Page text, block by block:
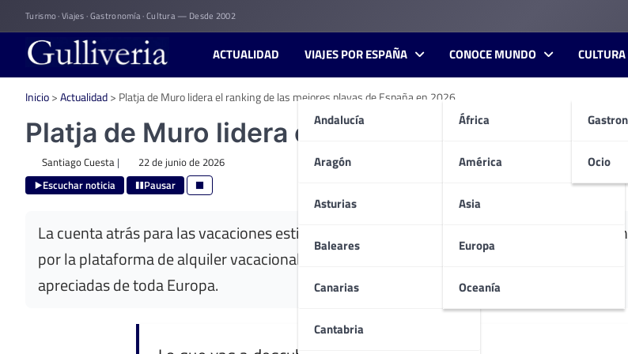
to
content
Turismo · Viajes · Gastronomía · Cultura — Desde 2002
ACTUALIDAD VIAJES POR ESPAÑA
Andalucía
Aragón
Asturias
Baleares
Canarias
Cantabria
CONOCE MUNDO
África
América
Asia
Europa
Oceanía
Ocio
Inicio>Actualidad> Platja de Muro lidera el ranking de las mejores playas de España en 2026
Platja de Muro lidera el ranking de las mejores
Santiago Cuesta| 22 de junio de 2026
Escuchar noticia Pausar
La cuenta atrás para las vacaciones estivales ya ha comenzado y muchos viajeros
por la plataforma de alquiler vacacional Holidu sitúa a Platja de Muro, en Mallorca,
apreciadas de toda Europa.